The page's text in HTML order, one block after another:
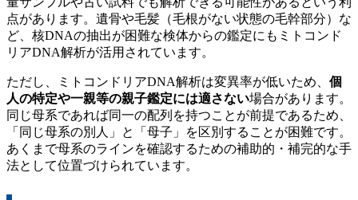
点があります。遺骨や毛髪（毛根がない状態の毛幹部分）な
ど、核DNAの抽出が困難な検体からの鑑定にもミトコンド
リアDNA解析が活用されています。
ただし、ミトコンドリアDNA解析は変異率が低いため、 個
人の特定や一親等の親子鑑定には適さない場合があります。
同じ母系であれば同一の配列を持つことが前提であるため、
「同じ母系の別人」と「母子」を区別することが困難です。
あくまで母系のラインを確認するための補助的・補完的な手
法として位置づけられています。